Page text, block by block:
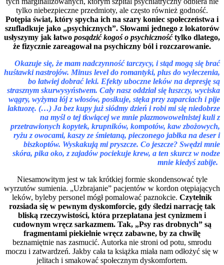
tylko niebezpieczne przedmioty, ale często również godność.
Potępia świat, który spycha ich na szary koniec społeczeństwa i
szufladkuje jako „psychicznych”. Słowami jednego z lokatorów
usłyszymy jak łatwo posądzić kogoś o psychicznośćtylko dlatego,
że fizycznie zareagował na psychiczny ból i rozczarowanie.
Okazuje się, że mam nadczynność tarczycy, i stąd mogą się brać
huśtawki nastrojów. Minus level do romantyki, plus do wyleczenia,
bo łatwiej dobrać leki. Efekty uboczne leków na depresję są
strasznym skurwysyństwem. Cały nasz oddział się łuszczy, wyciska
wągry, wyżyma łój z włosów, posikuje, stęka przy zaparciach i pije
laktuozę. (…) Ja bez kupy już siódmy dzień i robi mi się niedobrze
na myśl o tej tkwiącej we mnie plazmowowelnistej kuli z
przetrawionych kopytek, krupników, kompotów, kaw zbożowych,
ryżu z owocami, kaszy ze śmietaną, pieczonego jabłka na deser i
biszkoptów. Wyskakują mi pryszcze. Co jeszcze? Swędzi mnie
skóra, pika oko, z zajadów pociekuje krew, a ten skurcz w nodze
mnie kiedyś zabije.
Niesamowitym jest w tak krótkiej formie skondensować tyle
wyrzutów sumienia. „Uzbrajanie” pacjentów w kordon otępiających
leków, byleby personel mógł pomalować paznokcie. Czytelnik
rozsiada się w pewnym dyskomforcie, gdy śledzi narrację tak
bliską rzeczywistości, która przeplatana jest cynizmem i
cudownym wręcz sarkazmem. Tak, „Psy ras drobnych” są
fragmentami piekielnie wręcz zabawne, by za chwilę
beznamiętnie nas zasmucić. Autorka nie stroni od potu, smrodu
moczu i zatwardzeń. Jakby cała ta książka miała nam odłożyć się w
jelitach i smakować społecznym dyskomfortem.